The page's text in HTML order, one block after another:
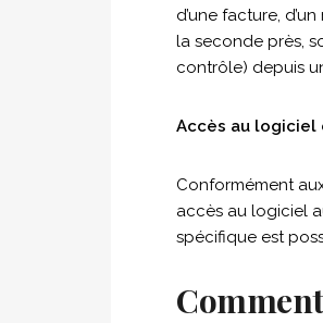
d’une facture,
la seconde près,
contrôle) depuis
Accès au logiciel
Conformément
accès au logiciel
spécifique est